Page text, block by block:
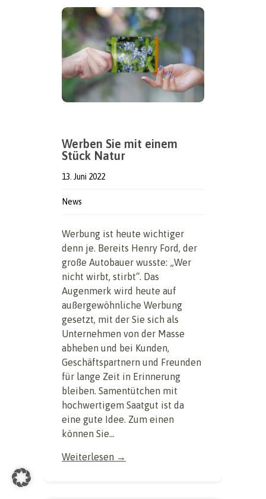
Werben Sie mit einem
Stück Natur
13. Juni 2022
News
Werbung ist heute wichtiger
denn je. Bereits Henry Ford, der
große Autobauer wusste: „Wer
nicht wirbt, stirbt“. Das
Augenmerk wird heute auf
außergewöhnliche Werbung
gesetzt, mit der Sie sich als
Unternehmen von der Masse
abheben und bei Kunden,
Geschäftspartnern und Freunden
für lange Zeit in Erinnerung
bleiben. Samentütchen mit
hochwertigem Saatgut ist da
eine gute Idee. Zum einen
können Sie...
Weiterlesen →